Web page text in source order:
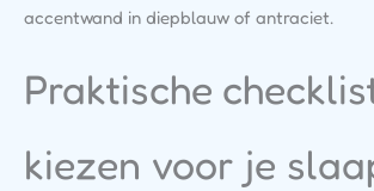
accentwand in diepblauw of antraciet.
Praktische
kiezen voor je